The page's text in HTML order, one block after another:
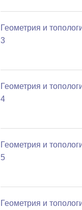
Геометрия и
3
Геометрия и
4
Геометрия и
5
Геометрия и